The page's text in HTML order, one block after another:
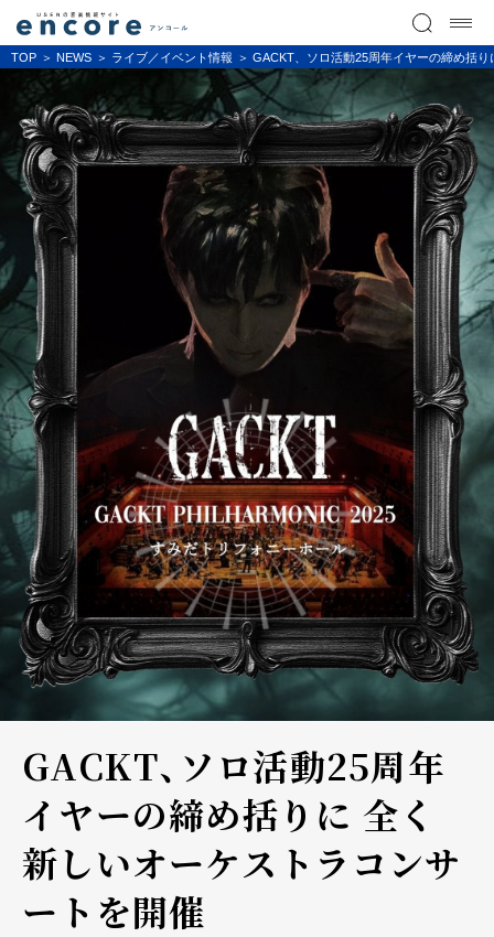
TOP NEWS ライブ／イベント情報 GACKT、ソロ活動25周年イヤーの締め括
GACKT、ソロ活動25周年
イヤーの締め括りに 全く
新しいオーケストラコンサ
ートを開催